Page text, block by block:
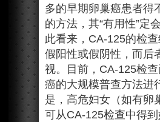
多的早期卵巢癌患者得
的方法，其“有用性”定
此看来，CA-125的检
假阳性或假阴性，而后
视。目前，CA-125检
癌的大规模普查方法进
是，高危妇女（如有卵
可从CA-125检查中得到